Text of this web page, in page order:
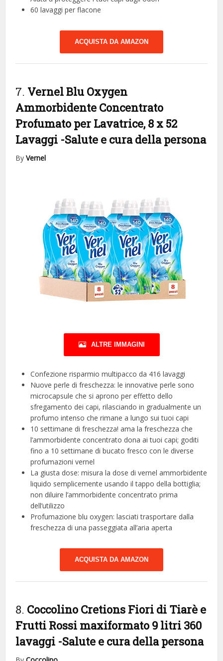
60 lavaggi per flacone
ACQUISTA DA AMAZON
7. Vernel Blu Oxygen
Ammorbidente Concentrato
Profumato per Lavatrice, 8 x 52
Lavaggi -Salute e cura della persona
ByVernel
ALTRE IMMAGINI
Confezione risparmio multipacco da 416 lavaggi
Nuove perle di freschezza: le innovative perle sono
microcapsule che si aprono per effetto dello
sfregamento dei capi, rilasciando in gradualmente un
profumo intenso che rimane a lungo sui tuoi capi
10 settimane di freschezza! ama la freschezza che
l’ammorbidente concentrato dona ai tuoi capi; goditi
fino a 10 settimane di bucato fresco con le diverse
profumazioni vernel
La giusta dose: misura la dose di vernel ammorbidente
liquido semplicemente usando il tappo della bottiglia;
non diluire l’ammorbidente concentrato prima
dell’utilizzo
Profumazione blu oxygen: lasciati trasportare dalla
freschezza di una passeggiata all’aria aperta
ACQUISTA DA AMAZON
8. Coccolino Cretions Fiori di Tiarè e
Frutti Rossi maxiformato 9 litri 360
lavaggi -Salute e cura della persona